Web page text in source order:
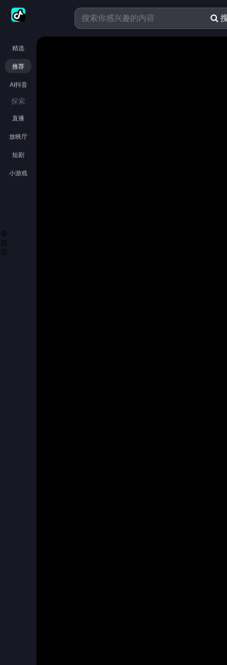
精选
推荐
AI抖音
探索
直播
放映厅
短剧
小游戏